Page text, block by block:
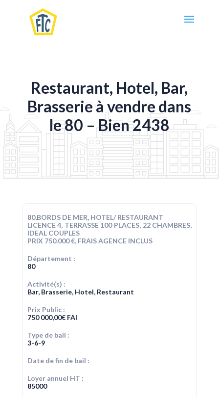
Restaurant, Hotel, Bar,
Brasserie à vendre dans
le 80 – Bien 2438
80,BORDS DE MER, HOTEL/ RESTAURANT
LICENCE 4, TERRASSE 100 PLACES, 22 CHAMBRES,
IDEAL COUPLES
PRIX 750.000 €, FRAIS AGENCE INCLUS
Département :
80
Activité(s) :
Bar, Brasserie, Hotel, Restaurant
Prix Public :
750 000,00€FAI
Type de bail :
3-6-9
Date de fin de bail :
Loyer annuel HT :
85000